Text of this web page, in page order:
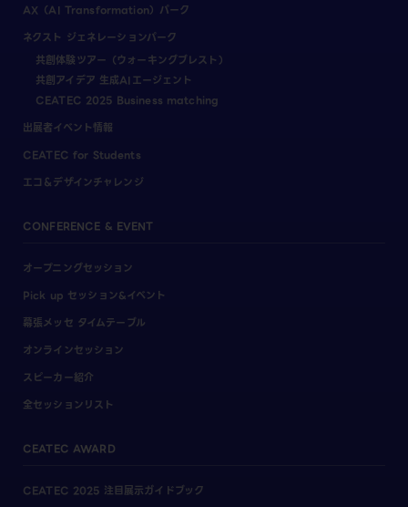
AX（AI Transformation）パーク
ネクスト ジェネレーションパーク
共創体験ツアー（ウォーキングブレスト）
共創アイデア 生成AIエージェント
CEATEC 2025 Business matching
出展者イベント情報
CEATEC for Students
エコ＆デザインチャレンジ
CONFERENCE & EVENT
オープニングセッション
Pick up セッション&イベント
幕張メッセ タイムテーブル
オンラインセッション
スピーカー紹介
全セッションリスト
CEATEC AWARD
CEATEC 2025 注目展示ガイドブック